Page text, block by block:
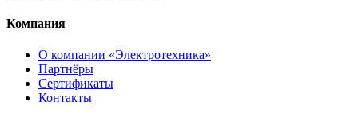
Компания
О компании «Электротехника»
Партнёры
Сертификаты
Контакты